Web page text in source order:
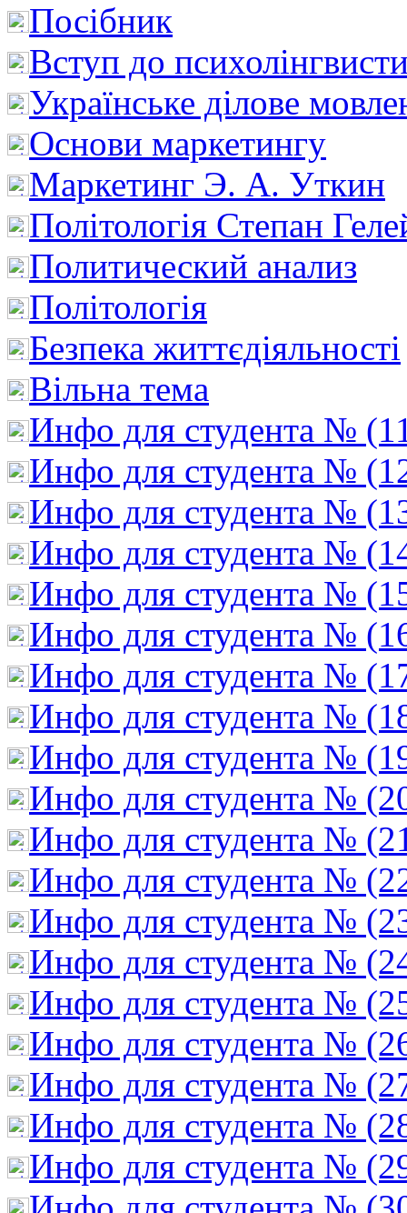
Посібник
Вступ до
Українське ділове
Основи маркетингу
Маркетинг Э. А. Уткин
Політологія Степан
Политический анализ
Політологія
Безпека життєдіяльності
Вільна тема
Инфо для студента №
Инфо для студента №
Инфо для студента №
Инфо для студента №
Инфо для студента №
Инфо для студента №
Инфо для студента №
Инфо для студента №
Инфо для студента №
Инфо для студента №
Инфо для студента №
Инфо для студента №
Инфо для студента №
Инфо для студента №
Инфо для студента №
Инфо для студента №
Инфо для студента №
Инфо для студента №
Инфо для студента №